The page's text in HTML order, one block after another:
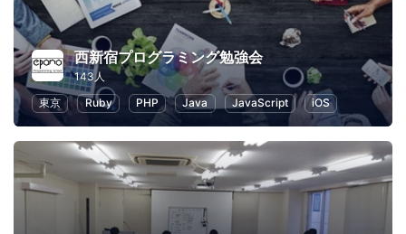
西新宿プログラミング勉強会
143人
東京
Ruby PHP Java JavaScript iOS